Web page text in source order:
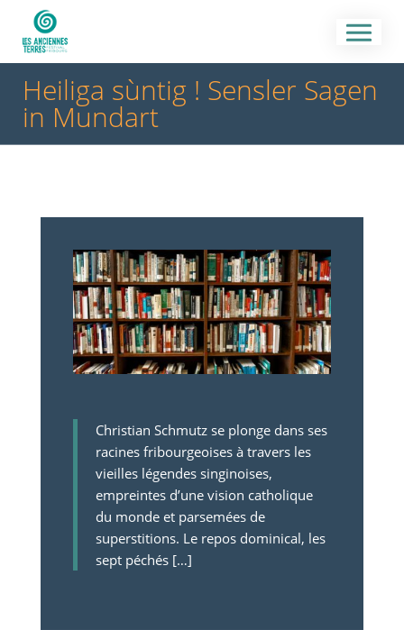
Heiliga sùntig ! Sensler Sagen
in Mundart
Christian Schmutz se plonge dans ses
racines fribourgeoises à travers les
vieilles légendes singinoises,
empreintes d’une vision catholique
du monde et parsemées de
superstitions. Le repos dominical, les
sept péchés […]